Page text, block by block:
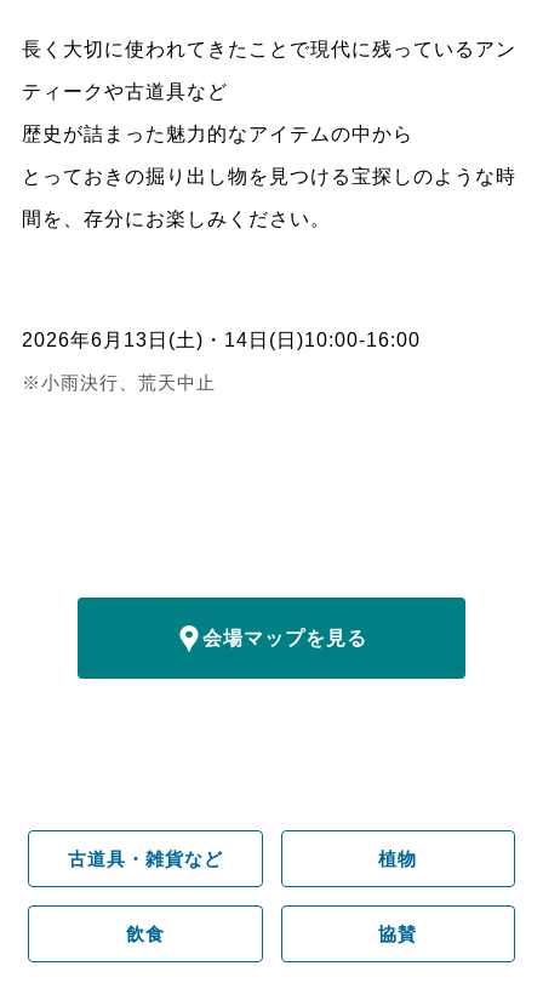
長く大切に使われてきたことで現代に残っているアン
ティークや古道具など
歴史が詰まった魅力的なアイテムの中から
とっておきの掘り出し物を見つける宝探しのような時
間を、存分にお楽しみください。
2026年6月13日(土)・14日(日)10:00-16:00
※小雨決行、荒天中止
会場マップを見る
古道具・雑貨など 植物
飲食 協賛